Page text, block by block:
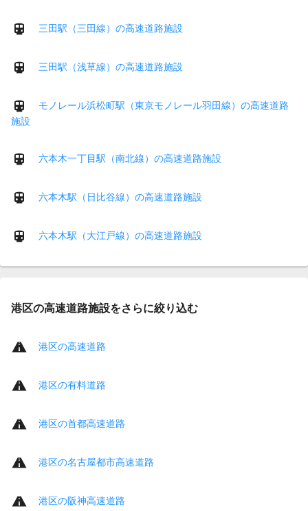
三田駅（三田線）の高速道路施設
三田駅（浅草線）の高速道路施設
モノレール浜松町駅（東京モノレール羽田線）の高速道路
施設
六本木一丁目駅（南北線）の高速道路施設
六本木駅（日比谷線）の高速道路施設
六本木駅（大江戸線）の高速道路施設
港区の高速道路施設をさらに絞り込む
港区の高速道路
港区の有料道路
港区の首都高速道路
港区の名古屋都市高速道路
港区の阪神高速道路